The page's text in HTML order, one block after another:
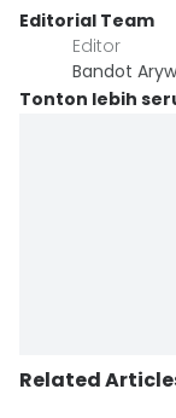
Editorial Team
Editor
Bandot
Tonton lebih
Related